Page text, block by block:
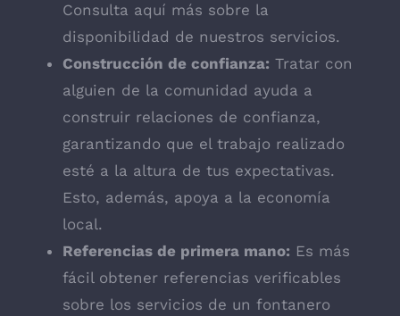
Consulta aquí más sobre la
disponibilidad de nuestros servicios.
Construcción de confianza: Tratar con
alguien de la comunidad ayuda a
construir relaciones de confianza,
garantizando que el trabajo realizado
esté a la altura de tus expectativas.
Esto, además, apoya a la economía
local.
Referencias de primera mano: Es más
fácil obtener referencias verificables
sobre los servicios de un fontanero